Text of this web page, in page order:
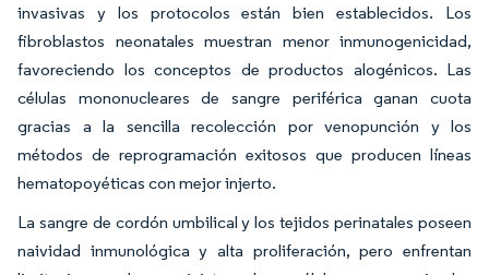
invasivas y los protocolos están bien establecidos. Los
fibroblastos neonatales muestran menor inmunogenicidad,
favoreciendo los conceptos de productos alogénicos. Las
células mononucleares de sangre periférica ganan cuota
gracias a la sencilla recolección por venopunción y los
métodos de reprogramación exitosos que producen líneas
hematopoyéticas con mejor injerto.
La sangre de cordón umbilical y los tejidos perinatales poseen
naividad inmunológica y alta proliferación, pero enfrentan